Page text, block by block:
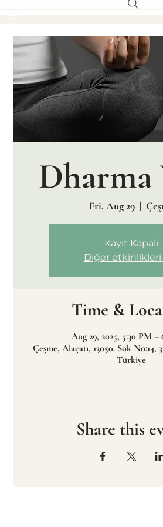
Dharma
Fri, Aug 29
  |
Kayıt Kapalı
Diğer etkinlikleri
Time &
Aug 29, 2025, 5:30 PM –
Çeşme, Alaçatı, 13050. Sok No:14,
Türkiye
Share this